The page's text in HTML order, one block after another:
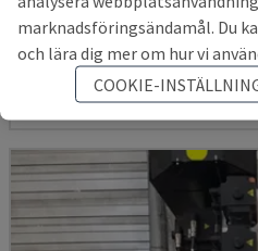
CHANGO - ROBOTARM
TYSKLAND 2020 200 tim.
marknadsföringsändamål. Du
och lära dig mer om hur vi
COOKIE-